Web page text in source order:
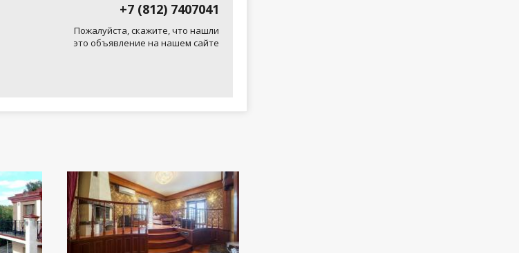
+7 (812) 7407041
Пожалуйста, скажите, что нашли
это объявление на нашем сайте